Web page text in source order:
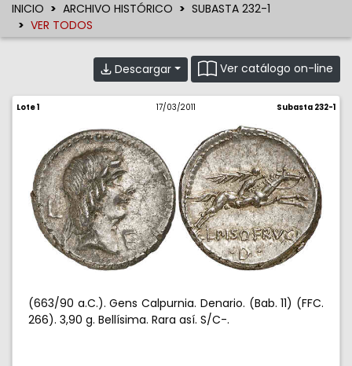
INICIO ARCHIVO HISTÓRICO
SUBASTA 232-1
VER TODOS
Descargar Ver catálogo on-line
Lote 1 17/03/2011 Subasta 232-1
(663/90 a.C.). Gens Calpurnia. Denario. (Bab. 11) (FFC.
266). 3,90 g. Bellísima. Rara así. S/C-.